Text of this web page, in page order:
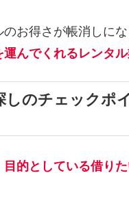
お得さが帳消しに
んでくれるレンタ
しのチェック
目的としている借り